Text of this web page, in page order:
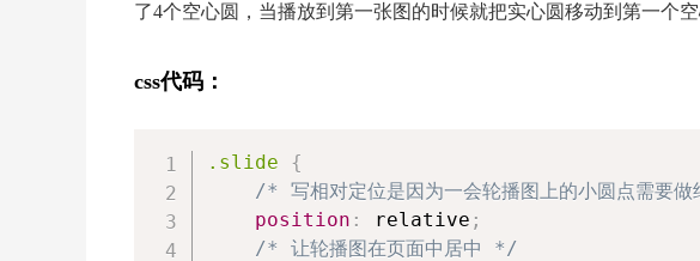
了4个空心圆，当播放到第一张图的时候就把实心圆移动到第一个
css代码：
.slide
{
/* 写相对定位是因为一会轮播图上的小圆点需要
position : relative ;
/* 让轮播图在页面中居中 */